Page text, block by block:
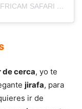
UNA PUBLICACIÓN COMPARTIDA DE AFRICAM SAFARI (@AFRICAMSAFARIPUEBLA)
de cerca, yo te
jirafa, para
ir de